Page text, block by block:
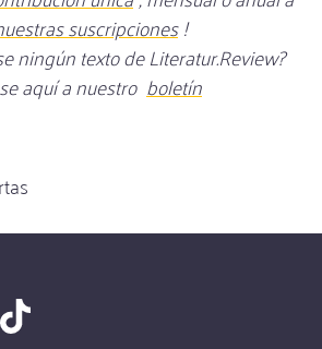
suscripciones!
ningún texto de Literatur.Review?
aquí a nuestro boletín